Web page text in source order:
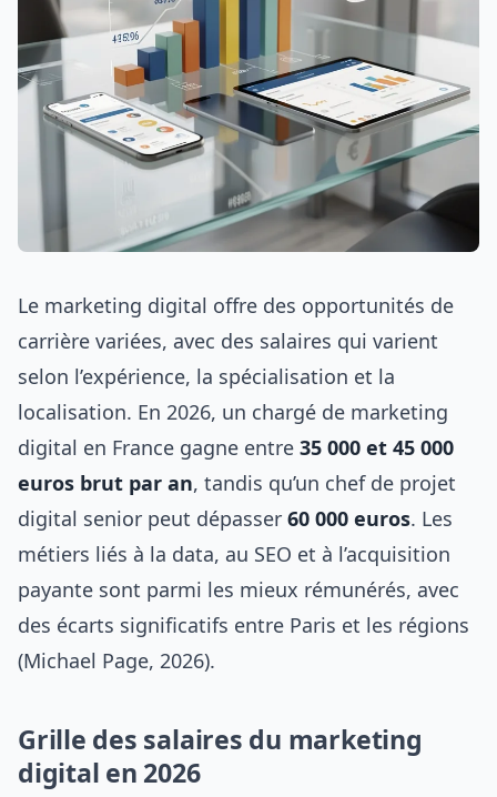
Le marketing digital offre des opportunités de
carrière variées, avec des salaires qui varient
selon l’expérience, la spécialisation et la
localisation. En 2026, un chargé de marketing
digital en France gagne entre 35 000 et 45 000
euros brut par an, tandis qu’un chef de projet
digital senior peut dépasser 60 000 euros. Les
métiers liés à la data, au SEO et à l’acquisition
payante sont parmi les mieux rémunérés, avec
des écarts significatifs entre Paris et les régions
(Michael Page, 2026).
Grille des salaires du marketing
digital en 2026